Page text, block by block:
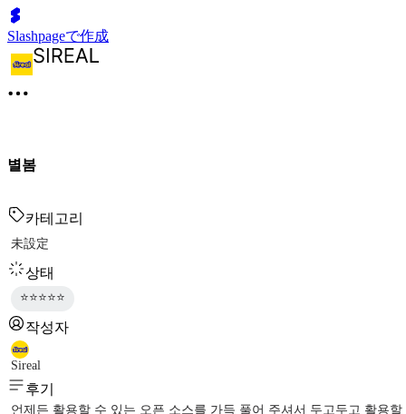
Slashpageで作成
별봄
카테고리
未設定
상태
⭐⭐⭐⭐⭐
작성자
Sireal
후기
언제든 활용할 수 있는 오픈 소스를 가득 풀어 주셔서 두고두고 활용할